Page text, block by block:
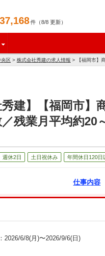
件（8/8 更新）
央区 > 株式会社秀建の求人情報 > 【福岡市】
秀建】【福岡市
残業月平均約20
週休2日 土日祝休み 年間休日120日
仕事内容
2026/6/8(月)〜2026/9/6(日)